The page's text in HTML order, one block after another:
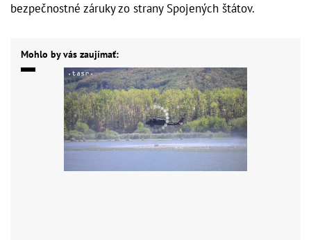
bezpečnostné záruky zo strany Spojených štátov.
Mohlo by vás zaujímať: